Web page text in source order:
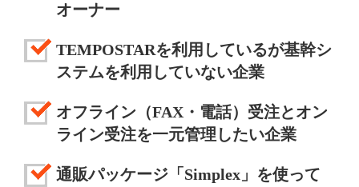
オーナー
TEMPOSTARを利用しているが基幹シ
ステムを利用していない企業
オフライン（FAX・電話）受注とオン
ライン受注を一元管理したい企業
通販パッケージ「Simplex」を使って